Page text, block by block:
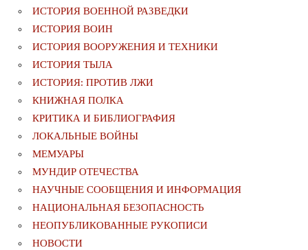
ИСТОРИЯ ВОЕННОЙ РАЗВЕДКИ
ИСТОРИЯ ВОИН
ИСТОРИЯ ВООРУЖЕНИЯ И ТЕХНИКИ
ИСТОРИЯ ТЫЛА
ИСТОРИЯ: ПРОТИВ ЛЖИ
КНИЖНАЯ ПОЛКА
КРИТИКА И БИБЛИОГРАФИЯ
ЛОКАЛЬНЫЕ ВОЙНЫ
МЕМУАРЫ
МУНДИР ОТЕЧЕСТВА
НАУЧНЫЕ СООБЩЕНИЯ И ИНФОРМАЦИЯ
НАЦИОНАЛЬНАЯ БЕЗОПАСНОСТЬ
НЕОПУБЛИКОВАННЫЕ РУКОПИСИ
НОВОСТИ